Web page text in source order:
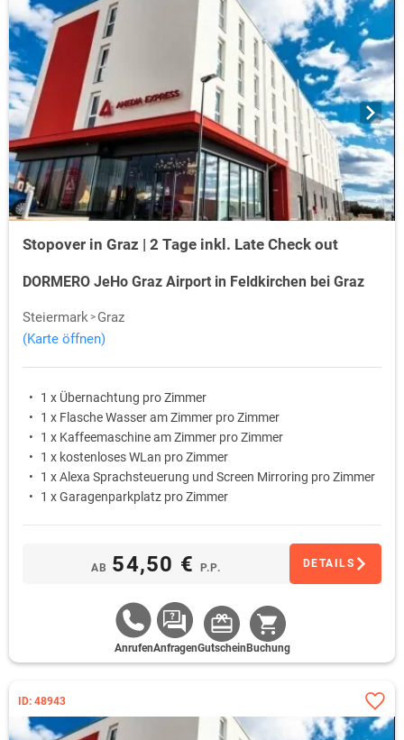
Stopover in Graz | 2 Tage inkl. Late Check out
DORMERO JeHo Graz Airport in Feldkirchen bei Graz
Steiermark
Graz
(Karte öffnen)
1 x Übernachtung pro Zimmer
1 x Flasche Wasser am Zimmer pro Zimmer
1 x Kaffeemaschine am Zimmer pro Zimmer
1 x kostenloses WLan pro Zimmer
1 x Alexa Sprachsteuerung und Screen Mirroring pro Zimmer
1 x Garagenparkplatz pro Zimmer
AB 54,50 € P.P. DETAILS
AnrufenAnfragenGutschein Buchung
ID: 48943